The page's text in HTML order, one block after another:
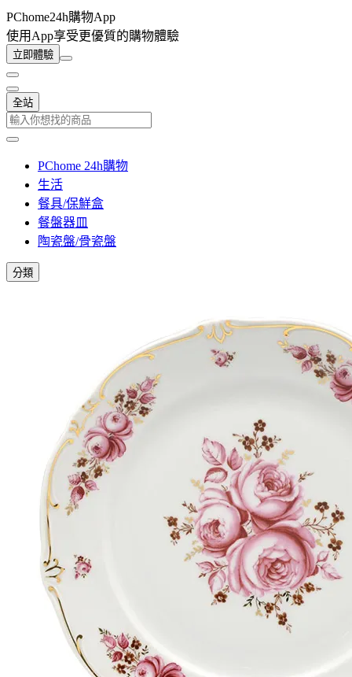
PChome24h購物App
使用App享受更優質的購物體驗
立即體驗
全站
PChome 24h購物
生活
餐具/保鮮盒
餐盤器皿
陶瓷盤/骨瓷盤
分類